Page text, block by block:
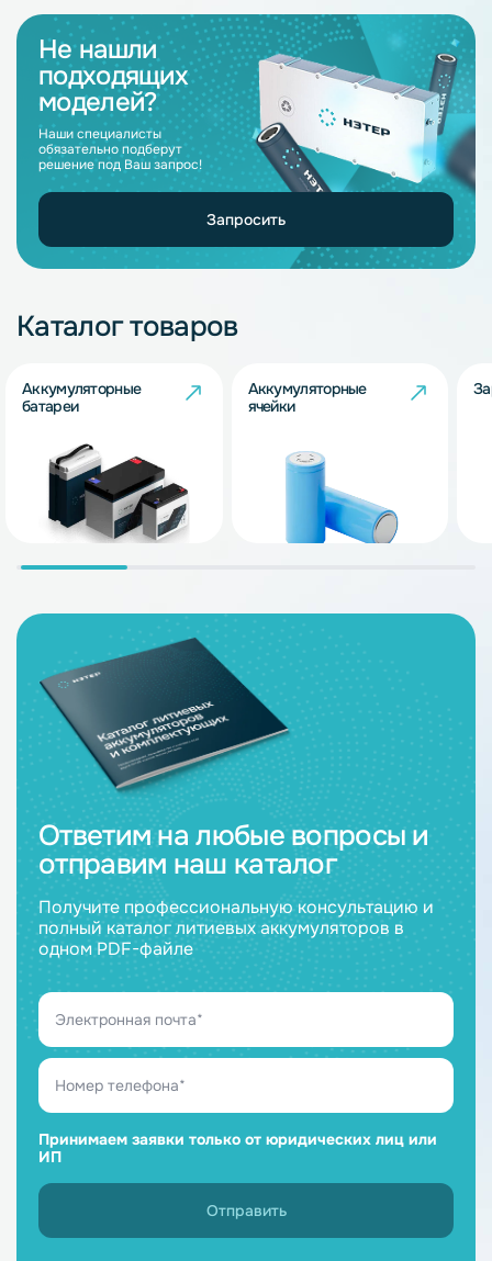
Не нашли
подходящих
моделей?
Наши специалисты
обязательно подберут
решение под Ваш запрос!
Запросить
Каталог товаров
Аккумуляторные
батареи
Аккумуляторные
ячейки
Ответим на любые вопросы и
отправим наш каталог
Получите профессиональную консультацию и
полный каталог литиевых аккумуляторов в
одном PDF-файле
Принимаем заявки только от юридических лиц или
ИП